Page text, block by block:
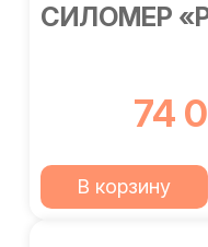
СИЛОМЕР
74
В корзину